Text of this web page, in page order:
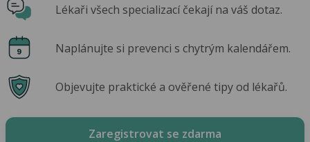
Lékaři všech specializací čekají na váš dotaz.
Naplánujte si prevenci s chytrým kalendářem.
Objevujte praktické a ověřené tipy od lékařů.
Zaregistrovat se zdarma